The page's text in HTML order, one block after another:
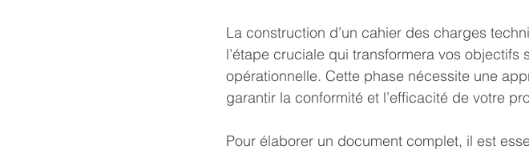
La construction d’un cahier des charges
l’étape cruciale qui transformera vos
opérationnelle. Cette phase nécessite une
garantir la conformité et l’efficacité de votre
Pour élaborer un document complet, il est